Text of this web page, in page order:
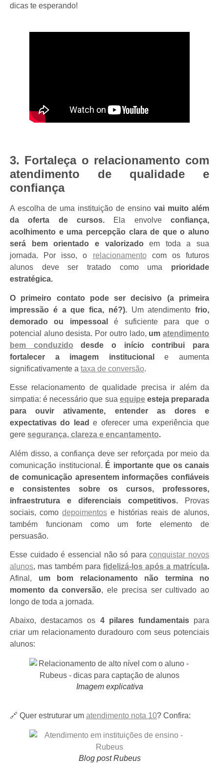
dicas te esperando!
3. Fortaleça o relacionamento com
atendimento de qualidade e
confiança
A escolha de uma instituição de ensino vai muito além
da oferta de cursos. Ela envolve confiança,
acolhimento e uma percepção clara de que o aluno
será bem orientado e valorizadoem toda a sua
jornada. Por isso, o relacionamentocom os futuros
alunos deve ser tratado como uma prioridade
estratégica.
O primeiro contato pode ser decisivo (a primeira
impressão é a que fica, né?).Um atendimento frio,
demorado ou impessoal
é suficiente para que o
potencial aluno desista. Por outro lado, umatendimento
bem conduzido desde o início contribui para
fortalecer a imagem institucional
e aumenta
significativamente a taxa de conversão.
Esse relacionamento de qualidade precisa ir além da
simpatia: é necessário que sua equipeesteja preparada
para ouvir ativamente, entender as dores e
expectativas do lead e oferecer uma experiência que
gere segurança, clareza e encantamento.
Além disso, a confiança deve ser reforçada por meio da
comunicação institucional. É importante que os canais
de comunicação apresentem informações confiáveis
e consistentes sobre os cursos, professores,
infraestrutura e diferenciais competitivos. Provas
sociais, como depoimentos e histórias reais de alunos,
também funcionam como um forte elemento de
persuasão.
Esse cuidado é essencial não só paraconquistar novos
alunos, mas também para fidelizá-los após a matrícula.
Afinal, um bom relacionamento não termina no
momento da conversão, ele precisa ser cultivado ao
longo de toda a jornada.
Abaixo, destacamos os 4 pilares fundamentaispara
criar um relacionamento duradouro com seus potenciais
alunos:
Imagem explicativa
🔗 Quer estruturar um atendimento nota 10? Confira:
Blog post Rubeus